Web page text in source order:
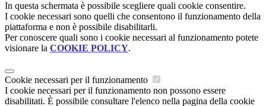
In questa schermata è possibile scegliere quali cookie consentire.
I cookie necessari sono quelli che consentono il funzionamento della
piattaforma e non è possibile disabilitarli.
Per conoscere quali sono i cookie necessari al funzionamento potete
visionare la COOKIE POLICY.
Cookie necessari per il funzionamento
I cookie necessari per il funzionamento non possono essere
disabilitati. È possibile consultare l'elenco nella pagina della cookie